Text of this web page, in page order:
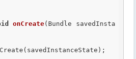
onCreate(Bundle savedInsta